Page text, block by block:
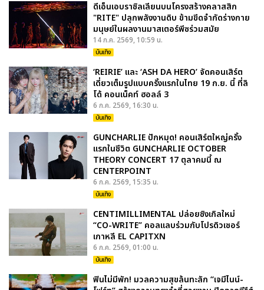
ดีเอ็นเอบราซิลเลียนบนโครงสร้างคลาสสิก
"RITE" ปลุกพลังงานดิบ ข้ามขีดจำกัดร่างกาย
มนุษย์ในผลงานมาสเตอร์พีซร่วมสมัย
14 ก.ค. 2569, 10:59 น.
บันเทิง
‘REIRIE’ และ ‘ASH DA HERO’ จัดคอนเสิร์ต
เดี่ยวเต็มรูปแบบครั้งแรกในไทย 19 ก.ย. นี้ ที่ลิ
โด้ คอนเน็คท์ ฮอลล์ 3
6 ก.ค. 2569, 16:30 น.
บันเทิง
GUNCHARLIE ปักหมุด! คอนเสิร์ตใหญ่ครั้ง
แรกในชีวิต GUNCHARLIE OCTOBER
THEORY CONCERT 17 ตุลาคมนี้ ณ
CENTERPOINT
6 ก.ค. 2569, 15:35 น.
บันเทิง
CENTIMILLIMENTAL ปล่อยซิงเกิลใหม่
“CO-WRITE” คอลแลบร่วมกับโปรดิวเซอร์
เกาหลี EL CAPITXN
6 ก.ค. 2569, 01:00 น.
บันเทิง
ฟินไม่มีพัก! มวลความสุขล้นทะลัก “เจมีไนน์-